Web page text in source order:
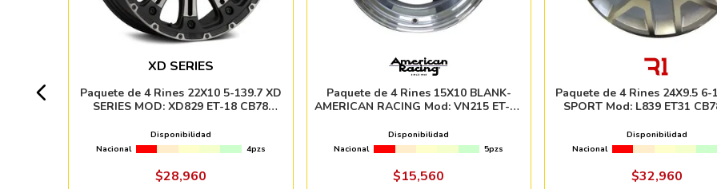
XD SERIES
Paquete de 4 Rines 22X10 5-139.7 XD
SERIES MOD: XD829 ET-18 CB78
GRAY TINT
Disponibilidad
Nacional
4pzs
$28,960
Paquete de 4 Rines 15X10 BLANK-
AMERICAN RACING Mod: VN215 ET-44
POLISH BARREL
Disponibilidad
Nacional
5pzs
$15,560
Paquete de 4 Rines 24X9.5 6-
SPORT Mod: L839 ET31
Disponibilidad
Nacional
$32,960